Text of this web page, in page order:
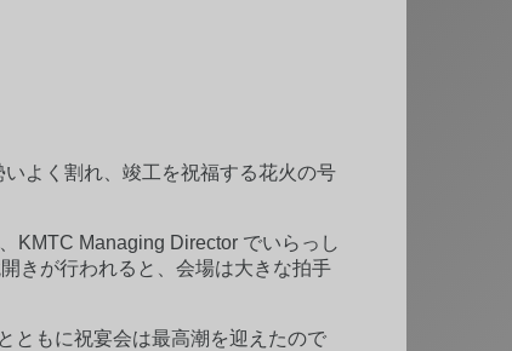
よく割れ、竣工を祝福する花火の号
KMTC Managing Director でいらっし
きが行われると、会場は大きな拍手
ともに祝宴会は最高潮を迎えたので